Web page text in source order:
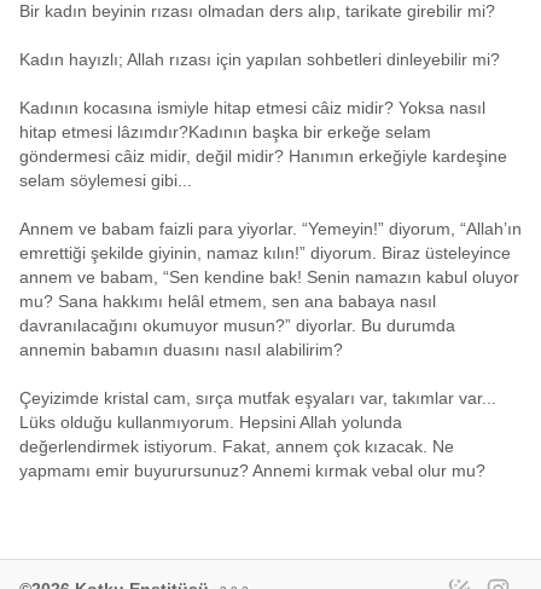
Bir kadın beyinin rızası olmadan ders alıp, tarikate girebilir mi?
Kadın hayızlı; Allah rızası için yapılan sohbetleri dinleyebilir mi?
Kadının kocasına ismiyle hitap etmesi câiz midir? Yoksa nasıl
hitap etmesi lâzımdır?Kadının başka bir erkeğe selam
göndermesi câiz midir, değil midir? Hanımın erkeğiyle kardeşine
selam söylemesi gibi...
Annem ve babam faizli para yiyorlar. “Yemeyin!” diyorum, “Allah’ın
emrettiği şekilde giyinin, namaz kılın!” diyorum. Biraz üsteleyince
annem ve babam, “Sen kendine bak! Senin namazın kabul oluyor
mu? Sana hakkımı helâl etmem, sen ana babaya nasıl
davranılacağını okumuyor musun?” diyorlar. Bu durumda
annemin babamın duasını nasıl alabilirim?
Çeyizimde kristal cam, sırça mutfak eşyaları var, takımlar var...
Lüks olduğu kullanmıyorum. Hepsini Allah yolunda
değerlendirmek istiyorum. Fakat, annem çok kızacak. Ne
yapmamı emir buyurursunuz? Annemi kırmak vebal olur mu?